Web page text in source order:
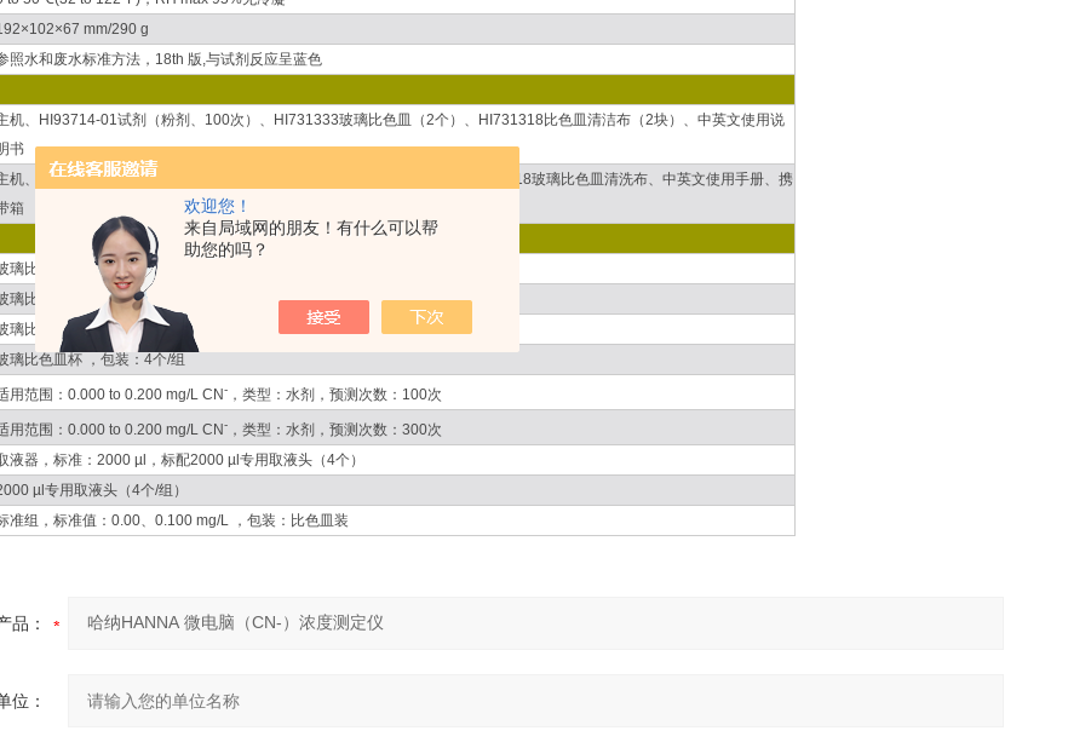
欢迎您！
来自局域网的朋友！有什么可以帮
助您的吗？
mm/290 g
照水和废水标准方法，18th 版,与试剂反应呈蓝色
机、HI93714-01试剂（粉剂、100次）、HI731333玻璃比色皿（2个）、HI731318比色皿清洁布（2块）、中英文使用说
书
机、HI93714-01试剂、HI93714-11校准组、HI731333玻璃比色皿×2、HI731318玻璃比色皿清洗布、中英文使用手册、携
箱
璃比色皿清洗液，500 mL
璃比色皿专用清洗布、规格：4块/组
璃比色皿（杯+盖），包装：4个/组
璃比色皿杯 ，包装：4个/组
用范围：0.000 to 0.200 mg/L CN- ，类型：水剂，预测次数：100次
用范围：0.000 to 0.200 mg/L CN- ，类型：水剂，预测次数：300次
液器，标准：2000 µl，标配2000 µl专用取液头（4个）
µl专用取液头（4个/组）
准组，标准值：0.00、0.100 mg/L ，包装：比色皿装
品：
位：